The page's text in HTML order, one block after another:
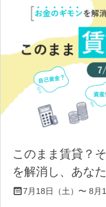
このまま賃貸？
を解消し、あな
7月18日（土）〜 8月